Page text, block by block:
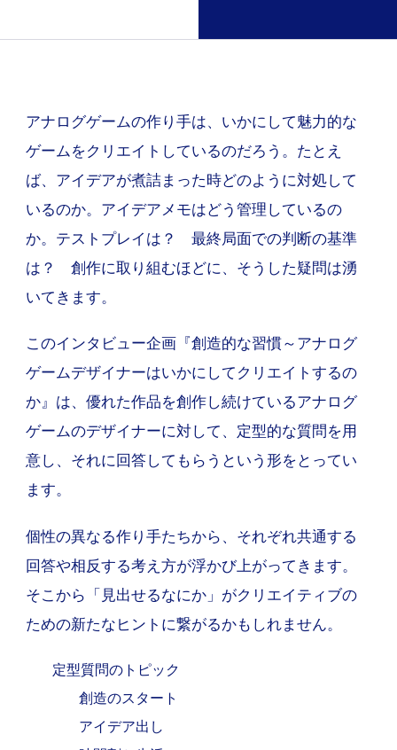
アナログゲームの作り手は、いかにして魅力的な
ゲームをクリエイトしているのだろう。たとえ
ば、アイデアが煮詰まった時どのように対処して
いるのか。アイデアメモはどう管理しているの
か。テストプレイは？ 最終局面での判断の基準
は？ 創作に取り組むほどに、そうした疑問は湧
いてきます。
このインタビュー企画『創造的な習慣～アナログ
ゲームデザイナーはいかにしてクリエイトするの
か』は、優れた作品を創作し続けているアナログ
ゲームのデザイナーに対して、定型的な質問を用
意し、それに回答してもらうという形をとってい
ます。
個性の異なる作り手たちから、それぞれ共通する
回答や相反する考え方が浮かび上がってきます。
そこから「見出せるなにか」がクリエイティブの
ための新たなヒントに繋がるかもしれません。
定型質問のトピック
創造のスタート
アイデア出し